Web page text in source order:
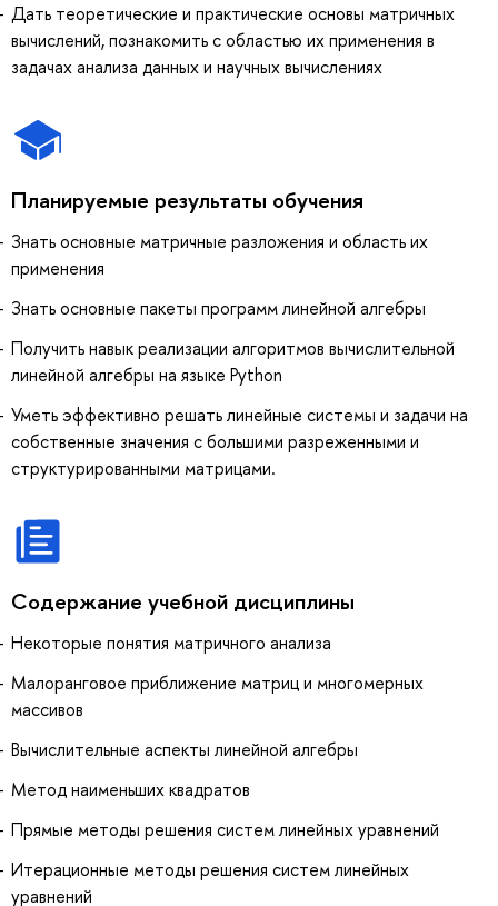
Дать теоретические и практические основы матричных
вычислений, познакомить с областью их применения в
задачах анализа данных и научных вычислениях
Планируемые результаты обучения
Знать основные матричные разложения и область их
применения
Знать основные пакеты программ линейной алгебры
Получить навык реализации алгоритмов вычислительной
линейной алгебры на языке Python
Уметь эффективно решать линейные системы и задачи на
собственные значения с большими разреженными и
структурированными матрицами.
Содержание учебной дисциплины
Некоторые понятия матричного анализа
Малоранговое приближение матриц и многомерных
массивов
Вычислительные аспекты линейной алгебры
Метод наименьших квадратов
Прямые методы решения систем линейных уравнений
Итерационные методы решения систем линейных
уравнений